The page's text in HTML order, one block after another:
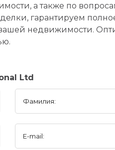
а также по
гарантируем
недвижимости.
Ltd
Фамилия:
E-mail: